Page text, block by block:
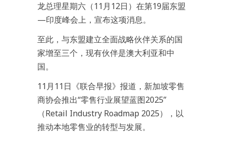
龙总理星期六（11月12日）在第19届东盟
—印度峰会上，宣布这项消息。
至此，与东盟建立全面战略伙伴关系的国
家增至三个，现有伙伴是澳大利亚和中
国。
11月11日《联合早报》报道，新加坡零售
商协会推出“零售行业展望蓝图2025”
（Retail Industry Roadmap 2025），以
推动本地零售业的转型与发展。